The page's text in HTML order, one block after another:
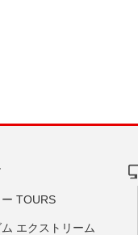
TOURS
エクストリーム